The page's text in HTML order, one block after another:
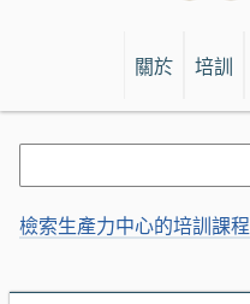
關於 培訓
檢索生產力中心的培訓課程